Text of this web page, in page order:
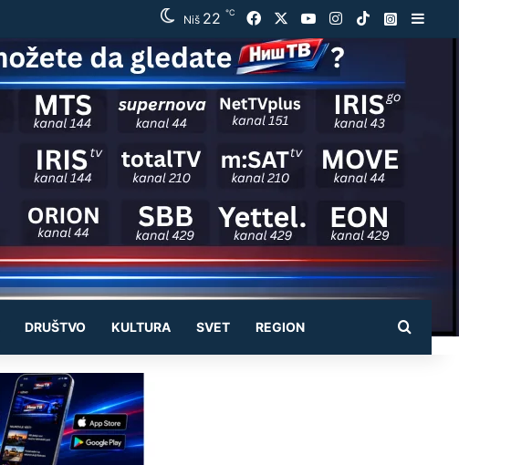
Niš 22 ℃ Facebook YouTubeInstagram
TikTokInstagram
DRUŠTVO KULTURA SVET REGION Pretraži